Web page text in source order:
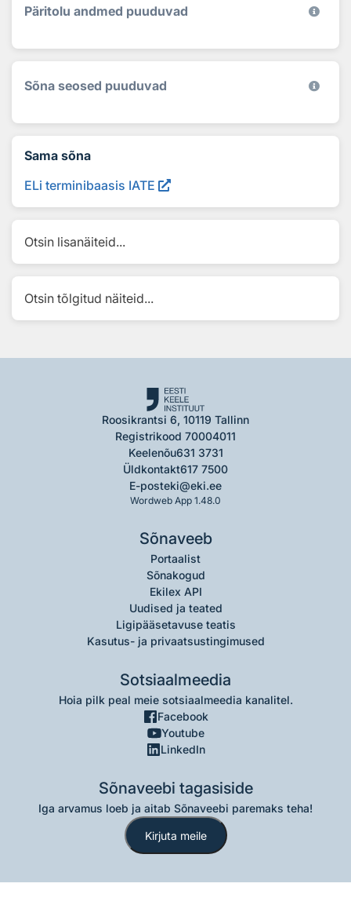
Päritolu andmed puuduvad
Sõna seosed puuduvad
Sama sõna
ELi terminibaasis IATE
Otsin lisanäiteid...
Otsin tõlgitud näiteid...
Roosikrantsi 6, 10119 Tallinn
Registrikood 70004011
Keelenõu631 3731
Üldkontakt617 7500
E-posteki@eki.ee
Wordweb App 1.48.0
Sõnaveeb
Portaalist
Sõnakogud
Ekilex API
Uudised ja teated
Ligipääsetavuse teatis
Kasutus- ja privaatsustingimused
Sotsiaalmeedia
Hoia pilk peal meie sotsiaalmeedia kanalitel.
Facebook
Youtube
LinkedIn
Sõnaveebi tagasiside
Iga arvamus loeb ja aitab Sõnaveebi paremaks teha!
Kirjuta meile